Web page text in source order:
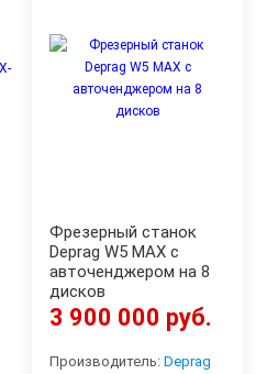
Фрезерный станок
Deprag W5 MAX с
авточенджером на 8
дисков
3 900 000 руб.
Производитель: Deprag